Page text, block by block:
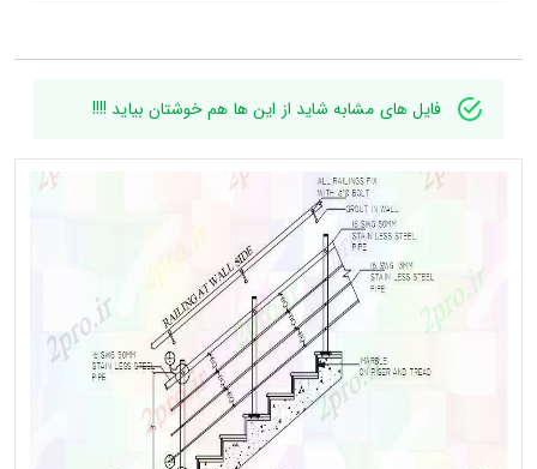
فایل های مشابه شاید از این ها هم خوشتان بیاید !!!!